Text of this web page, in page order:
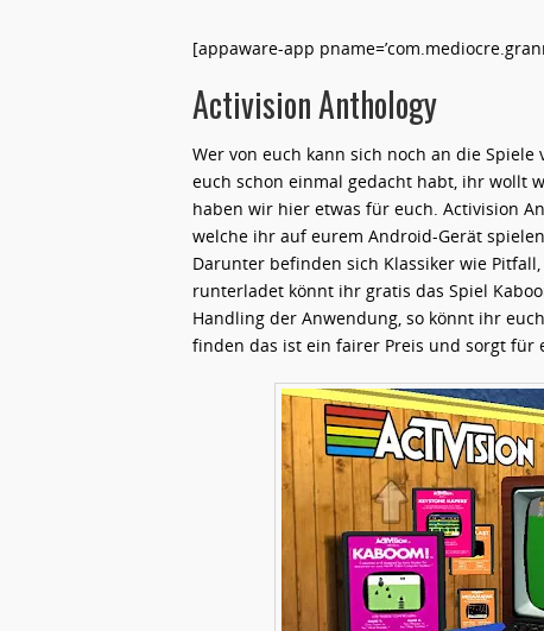
[appaware-app
Activision Anthology
Wer von euch kann sich noch an die
euch schon einmal gedacht habt, ihr wollt
haben wir hier etwas für euch. Activision
welche ihr auf eurem Android-Gerät
Darunter befinden sich Klassiker wie
runterladet könnt ihr gratis das Spiel
Handling der Anwendung, so könnt ihr
finden das ist ein fairer Preis und sorgt für